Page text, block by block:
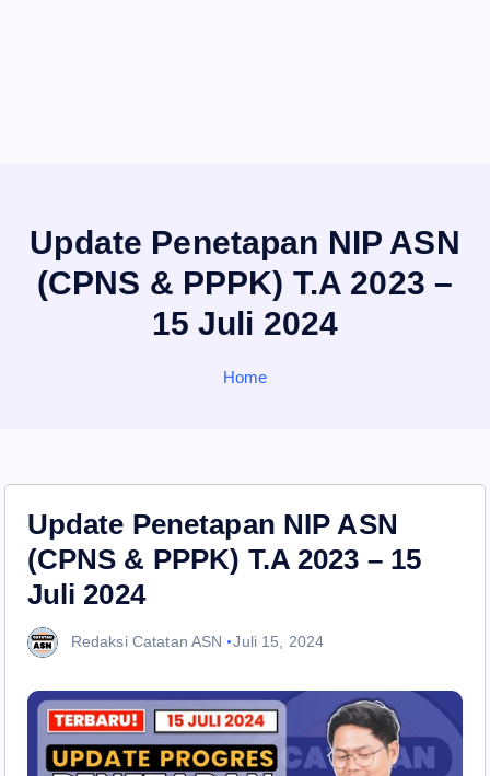
Update Penetapan NIP ASN
(CPNS & PPPK) T.A 2023 –
15 Juli 2024
Home
Update Penetapan NIP ASN
(CPNS & PPPK) T.A 2023 – 15
Juli 2024
Redaksi Catatan ASN Juli 15, 2024